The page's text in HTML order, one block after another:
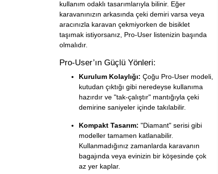
kullanım odaklı tasarımlarıyla bilinir. Eğer
karavanınızın arkasında çeki demiri varsa veya
aracınızla karavan çekmiyorken de bisiklet
taşımak istiyorsanız, Pro-User listenizin başında
olmalıdır.
Pro-User’ın Güçlü Yönleri:
Kurulum Kolaylığı: Çoğu Pro-User modeli,
kutudan çıktığı gibi neredeyse kullanıma
hazırdır ve "tak-çalıştır" mantığıyla çeki
demirine saniyeler içinde takılabilir.
Kompakt Tasarım: "Diamant" serisi gibi
modeller tamamen katlanabilir.
Kullanmadığınız zamanlarda karavanın
bagajında veya evinizin bir köşesinde çok
az yer kaplar.